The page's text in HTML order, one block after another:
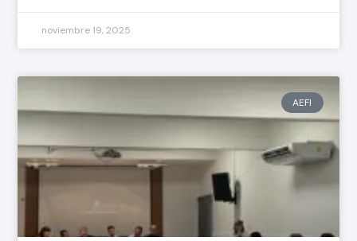
noviembre 19, 2025
AEFI